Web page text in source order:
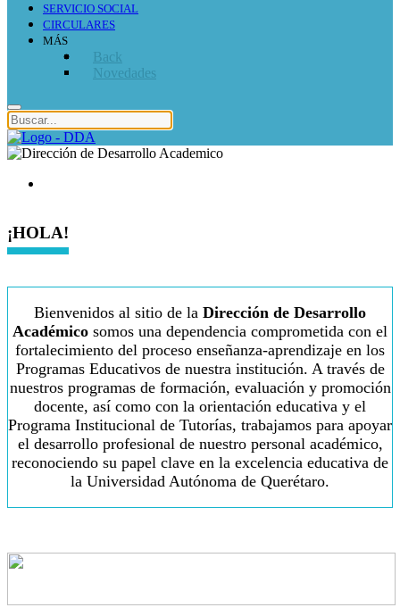
SERVICIO SOCIAL
CIRCULARES
MÁS
Back
Novedades
¡HOLA!
Bienvenidos al sitio de la Dirección de Desarrollo
Académico somos una dependencia comprometida con el
fortalecimiento del proceso enseñanza-aprendizaje en los
Programas Educativos de nuestra institución. A través de
nuestros programas de formación, evaluación y promoción
docente, así como con la orientación educativa y el
Programa Institucional de Tutorías, trabajamos para apoyar
el desarrollo profesional de nuestro personal académico,
reconociendo su papel clave en la excelencia educativa de
la Universidad Autónoma de Querétaro.